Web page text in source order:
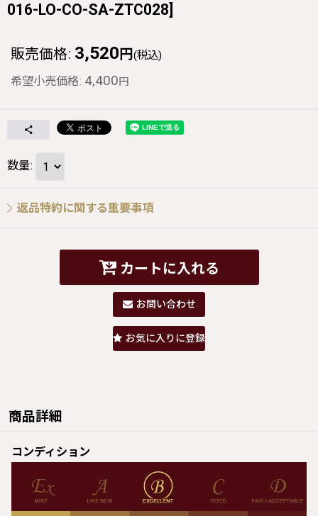
016-LO-CO-SA-ZTC028]
販売価格: 3,520 円 (税込)
希望小売価格: 4,400円
数量:
返品特約に関する重要事項
カートに入れる
お問い合わせ
お気に入りに登録
商品詳細
コンディション